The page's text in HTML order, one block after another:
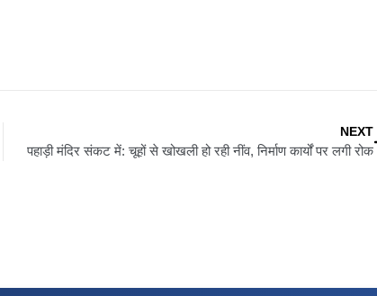
NEXT
पहाड़ी मंदिर संकट में: चूहों से खोखली हो रही नींव, निर्माण कार्यों पर लगी रोक